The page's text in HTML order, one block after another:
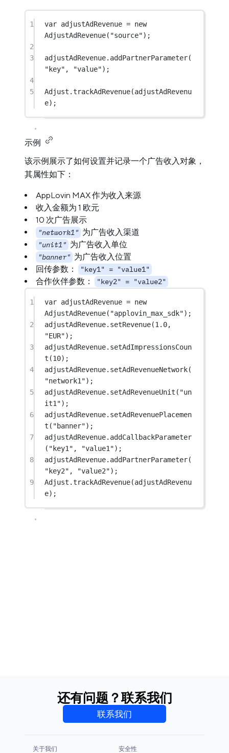
1 var adjustAdRevenue = new
AdjustAdRevenue( "source");
2
3
adjustAdRevenue. addPartnerParameter(
"key" , "value");
4
5
Adjust.trackAdRevenue(adjustAdRevenu
e);
示例
该示例展示了如何设置并记录一个广告收入对象，
其属性如下：
AppLovin MAX 作为收入来源
收入金额为 1 欧元
10 次广告展示
"network1" 为广告收入渠道
"unit1" 为广告收入单位
"banner" 为广告收入位置
回传参数：
"key1" = "value1"
合作伙伴参数： "key2" = "value2"
1 var adjustAdRevenue = new
AdjustAdRevenue( "applovin_max_sdk");
2
adjustAdRevenue. setRevenue(1.0
"EUR");
3
adjustAdRevenue. setAdImpressionsCoun
t (10);
4
adjustAdRevenue. setAdRevenueNetwork(
"network1");
5
adjustAdRevenue. setAdRevenueUnit ( "un
it1");
6
adjustAdRevenue. setAdRevenuePlacemen
t ( "banner");
7
adjustAdRevenue. addCallbackParameter
( "key1" , "value1");
8
adjustAdRevenue. addPartnerParameter(
"key2" , "value2");
9
Adjust.trackAdRevenue(adjustAdRevenu
e);
还有问题？联系我们
联系我们
关于我们 安全性